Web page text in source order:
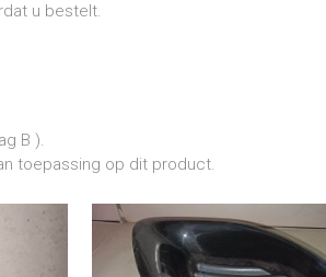
u bestelt.
B ).
toepassing op dit product.